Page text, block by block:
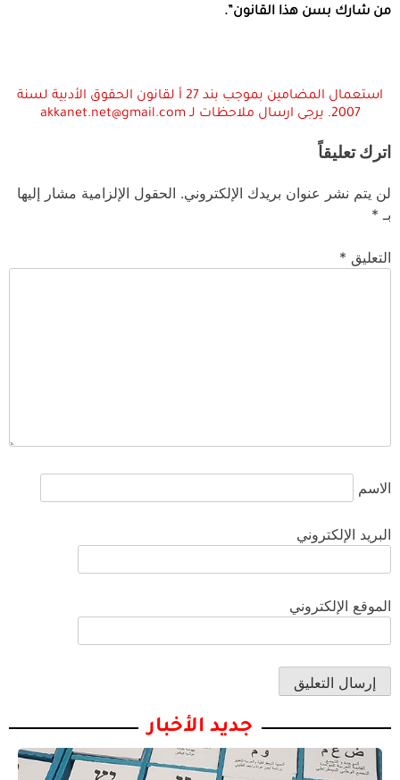
من شارك بسن هذا القانون”.
استعمال المضامين بموجب بند 27 أ لقانون الحقوق الأدبية لسنة
2007. يرجى ارسال ملاحظات لـ akkanet.net@gmail.com
اترك تعليقاً
لن يتم نشر عنوان بريدك الإلكتروني. الحقول الإلزامية مشار إليها
بـ *
التعليق *
الاسم
البريد الإلكتروني
الموقع الإلكتروني
جديد الأخبار